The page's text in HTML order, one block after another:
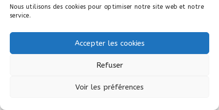
Nous utilisons des cookies pour optimiser notre site web et notre
service.
Accepter les cookies
Refuser
Voir les préférences
par l’aménagement et l’équipement de
Nous vous proposerons de nombreux
choix et solutions pour votre piscine à
Neuilly-sur-Seine :